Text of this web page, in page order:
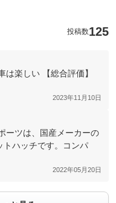
投稿数125
は楽しい 【総合評価】
2023年11月10日
ーツは、国産メーカーの
トハッチです。コンパ
2022年05月20日